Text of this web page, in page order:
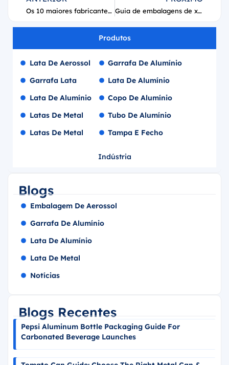
Os 10 maiores fabricantes de latas de alumínio para bebidas do mundo (Guia de 2026) Guia de embalagens de xampu seco em aerossol: válvulas, atuadores, latas de aerossol e controle de pó.
Produtos
Indústria
Lata De Aerossol
Garrafa Lata
Lata De Alumínio
Latas De Metal
Latas De Metal
Garrafa De Alumínio
Lata De Alumínio
Copo De Alumínio
Tubo De Alumínio
Tampa E Fecho
Blogs
Embalagem De Aerossol
Garrafa De Alumínio
Lata De Alumínio
Lata De Metal
Notícias
Blogs Recentes
Pepsi Aluminum Bottle Packaging Guide For
Carbonated Beverage Launches